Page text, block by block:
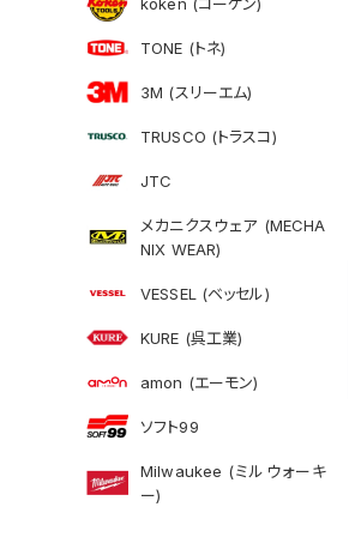
TONE (トネ)
3M (スリーエム)
TRUSCO (トラスコ)
JTC
メカニクスウェア (MECHA
NIX WEAR)
VESSEL (ベッセル)
KURE (呉工業)
amon (エーモン)
ソフト99
Milwaukee (ミルウォーキ
ー)